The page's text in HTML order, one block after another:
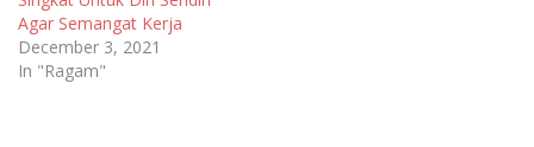
Agar Semangat Kerja
December 3, 2021
In "Ragam"